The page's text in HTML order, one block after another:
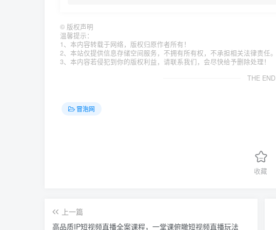
© 版权声明
温馨提示：
1、本内容转载于网络，版权归原作者所有！
2、本站仅提供信息存储空间服务，不拥有所有权，不承担相关法律责任。
3、本内容若侵犯到你的版权利益，请联系我们，会尽快给予删除处理！
THE END
冒泡网
收藏
上一篇
高品质IP短视频直播全案课程，一堂课俯瞰短视频直播玩法